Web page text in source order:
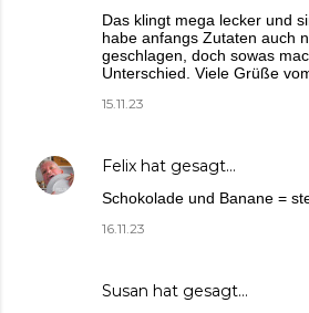
Das klingt mega lecker und
habe anfangs Zutaten auch
geschlagen, doch sowas
Unterschied. Viele Grüße
15.11.23
Felix hat gesagt…
Schokolade und Banane =
16.11.23
Susan hat gesagt…